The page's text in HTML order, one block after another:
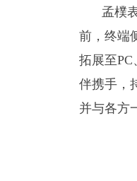
孟樸
前，终端
拓展至
伴携手，
并与各方